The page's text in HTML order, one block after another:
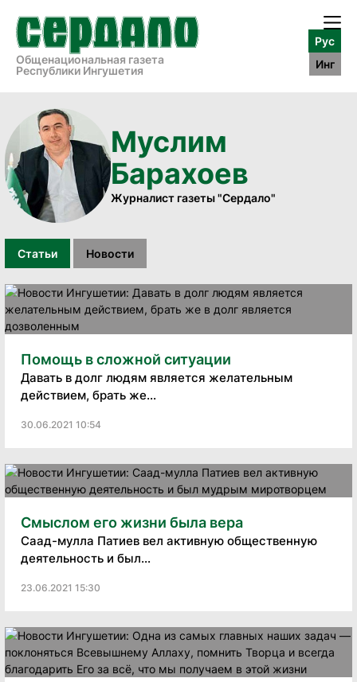
Общенациональная газета
Республики Ингушетия
Рус
Инг
Муслим
Барахоев
Журналист газеты "Сердало"
Статьи Новости
Помощь в сложной ситуации
Давать в долг людям является желательным
действием, брать же...
30.06.2021 10:54
Смыслом его жизни была вера
Саад-мулла Патиев вел активную общественную
деятельность и был...
23.06.2021 15:30